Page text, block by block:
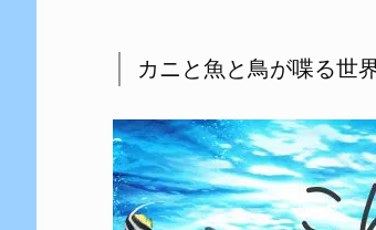
カニと魚と鳥が喋る世